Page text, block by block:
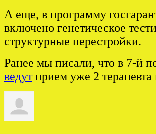
А еще, в программу
включено генетическое
структурные перестройки.
Ранее мы писали, что в 7-й
ведутприем уже 2